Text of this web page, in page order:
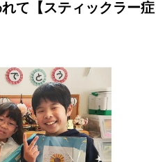
て【スティックラー症